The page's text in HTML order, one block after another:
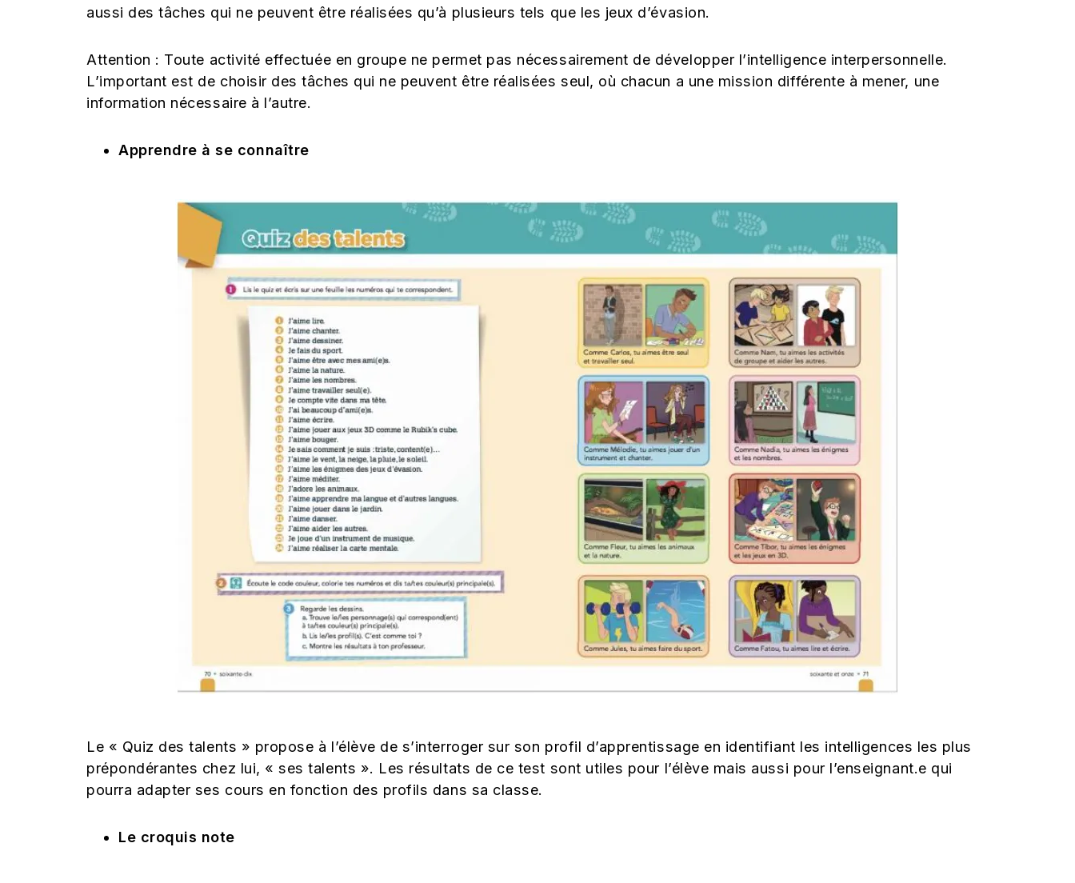
aussi des tâches qui ne peuvent être réalisées qu’à plusieurs tels que les jeux d’évasion.
Attention : Toute activité effectuée en groupe ne permet pas nécessairement de développer l’intelligence interpersonnelle.
L’important est de choisir des tâches qui ne peuvent être réalisées seul, où chacun a une mission différente à mener, une
information nécessaire à l’autre.
Apprendre à se connaître
Le « Quiz des talents » propose à l’élève de s’interroger sur son profil d’apprentissage en identifiant les intelligences les plus
prépondérantes chez lui, « ses talents ». Les résultats de ce test sont utiles pour l’élève mais aussi pour l’enseignant.e qui
pourra adapter ses cours en fonction des profils dans sa classe.
Le croquis note